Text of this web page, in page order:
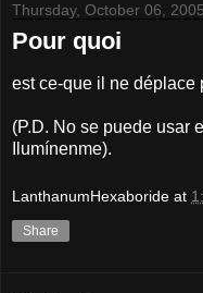
Thursday, October 06, 2005
Pour quoi
est ce-que il ne déplace
(P.D. No se puede usar
Ilumínenme).
LanthanumHexaboride at
Share